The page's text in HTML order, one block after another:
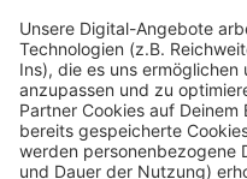
Anzeige